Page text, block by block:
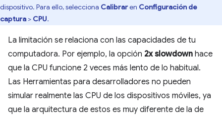
dispositivo. Para ello, selecciona Calibraren Configuración de
captura > CPU.
La limitación se relaciona con las capacidades de tu
computadora. Por ejemplo, la opción 2x slowdown hace
que la CPU funcione 2 veces más lento de lo habitual.
Las Herramientas para desarrolladores no pueden
simular realmente las CPU de los dispositivos móviles, ya
que la arquitectura de estos es muy diferente de la de